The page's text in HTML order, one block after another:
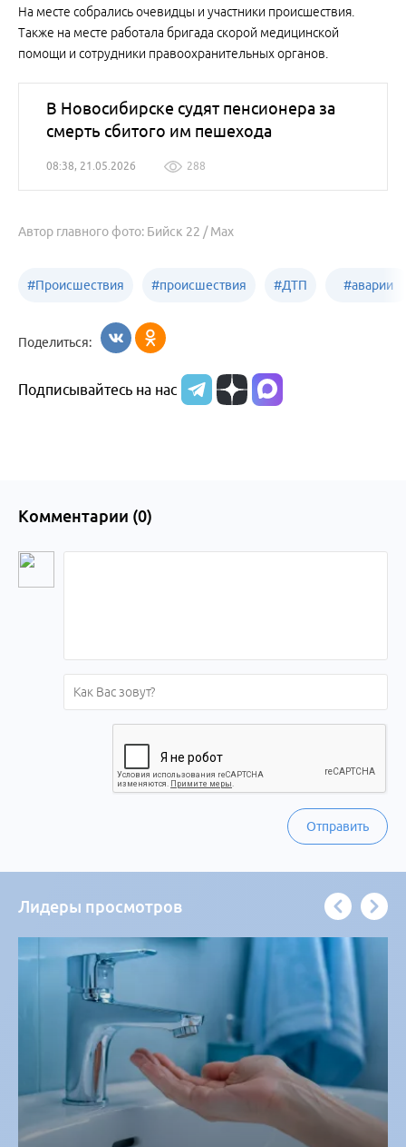
На месте собрались очевидцы и участники происшествия.
Также на месте работала бригада скорой медицинской
помощи и сотрудники правоохранительных органов.
В Новосибирске судят пенсионера за
смерть сбитого им пешехода
08:38, 21.05.2026 288
Автор главного фото: Бийск 22 / Мах
#Происшествия #происшествия
Алтайский край
#ДТП #аварии
Поделиться:
Подписывайтесь на нас
Комментарии (0)
Отправить
Лидеры просмотров